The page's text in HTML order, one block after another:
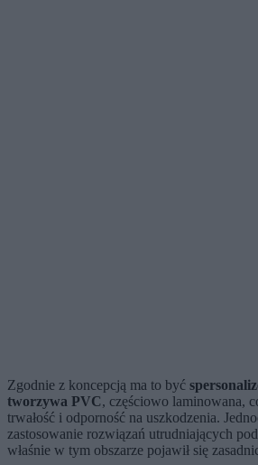
Zgodnie z koncepcją ma to być
tworzywa PVC, częściowo laminowana,
trwałość i odporność na uszkodzenia.
zastosowanie rozwiązań utrudniających
właśnie w tym obszarze pojawił się